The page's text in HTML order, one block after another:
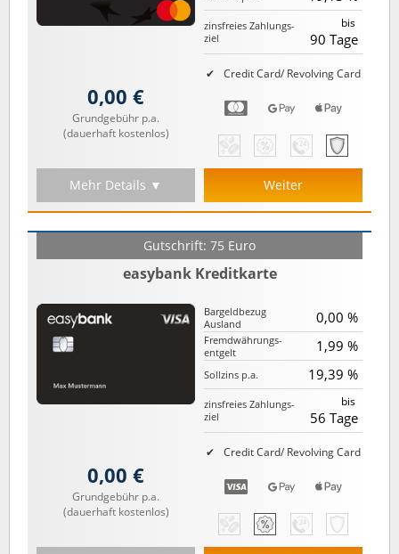
Credit Card/ Revolving Card
zinsfreies Zahlungs­
ziel
bis
90 Tage
0,00 €
Grundgebühr p.a.
(dauerhaft kostenlos)
Mehr Details ▼ Weiter
easybank Kreditkarte
Gutschrift: 75 Euro
Credit Card/ Revolving Card
Bargeld­bezug
Ausland
0,00 %
Fremd­währungs­
entgelt
1,99 %
Sollzins p.a. 19,39 %
zinsfreies Zahlungs­
ziel
bis
56 Tage
0,00 €
Grundgebühr p.a.
(dauerhaft kostenlos)